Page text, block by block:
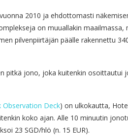
2010 ja ehdottomasti
on muuallakin maailmassa,
pilvenpiirtäjän päälle rakennettu
pitkä jono, joka kuitenkin osoittautui
Observation Deck) on ulkokautta,
koko ajan. Alle 10 minuutin
23 SGD/hlö (n. 15 EUR).